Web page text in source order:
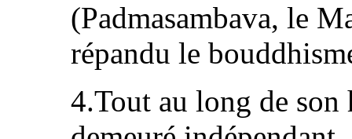
(Padmasambava, le
répandu le
4.Tout au long de